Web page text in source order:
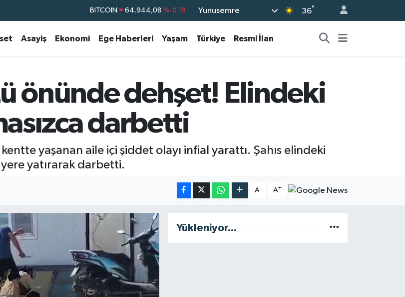
BITCOIN 64.944,08 %-0.18
GRAM ALTIN 6660.55
BİST100 13.779 %-14
Yunusemre 36°
Asayiş Ekonomi Ege Haberleri Yaşam Türkiye Resmi İlan
önünde dehşet! Elindeki
darbetti
yaşanan aile içi şiddet olayı infial yarattı. Şahıs elindeki
yere yatırarak darbetti.
A- A+
Yükleniyor...